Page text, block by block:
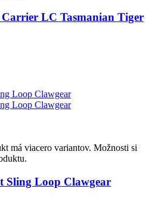
LC Tasmanian Tiger
má viacero variantov. Možnosti si
Sling Loop Clawgear